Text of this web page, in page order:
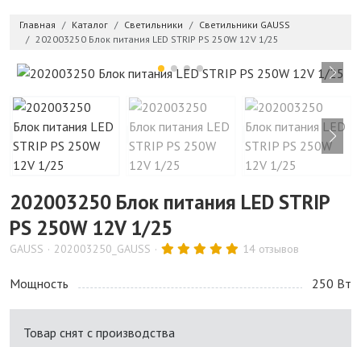
Главная Каталог Светильники
Светильники GAUSS
202003250 Блок питания LED STRIP PS 250W 12V 1/25
202003250 Блок питания LED STRIP
PS 250W 12V 1/25
GAUSS 202003250_GAUSS 14 отзывов
Мощность 250 Bт
Товар снят с производства